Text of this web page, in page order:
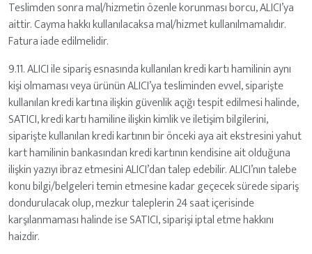
Teslimden sonra mal/hizmetin özenle korunması borcu, ALICI’ya
aittir. Cayma hakkı kullanılacaksa mal/hizmet kullanılmamalıdır.
Fatura iade edilmelidir.
9.11. ALICI ile sipariş esnasında kullanılan kredi kartı hamilinin aynı
kişi olmaması veya ürünün ALICI’ya tesliminden evvel, siparişte
kullanılan kredi kartına ilişkin güvenlik açığı tespit edilmesi halinde,
SATICI, kredi kartı hamiline ilişkin kimlik ve iletişim bilgilerini,
siparişte kullanılan kredi kartının bir önceki aya ait ekstresini yahut
kart hamilinin bankasından kredi kartının kendisine ait olduğuna
ilişkin yazıyı ibraz etmesini ALICI’dan talep edebilir. ALICI’nın talebe
konu bilgi/belgeleri temin etmesine kadar geçecek sürede sipariş
dondurulacak olup, mezkur taleplerin 24 saat içerisinde
karşılanmaması halinde ise SATICI, siparişi iptal etme hakkını
haizdir.